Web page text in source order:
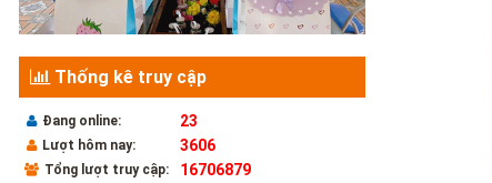
Thống kê truy cập
Đang online: 23
Lượt hôm nay: 3606
Tổng lượt truy cập: 16706879